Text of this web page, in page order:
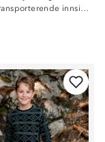
Fukttransporterende innside, 100% polyester